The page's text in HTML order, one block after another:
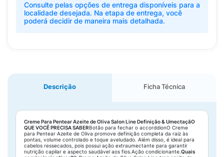
Consulte pelas opções de entrega disponíveis para a
localidade desejada. Na etapa de entrega, você
poderá decidir de maneira mais detalhada.
Descrição Ficha Técnica
Creme Para Pentear Azeite de Oliva Salon Line Definição & UmectaçãO
QUE VOCÊ PRECISA SABERBotão para fechar o accorddionO Creme
para Pentear Azeite de Oliva promove definição completa da raiz às
pontas, volume controlado e toque aveludado. Além disso, é ideal para
cabelos ressecados, pois possui ação extraumectante para garantir
nutrição capilar e aspecto saudável aos fios.Ação condicionante.Quais